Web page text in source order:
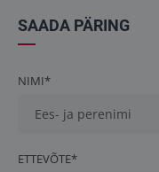
SAADA PÄRING
NIMI*
ETTEVÕTE*